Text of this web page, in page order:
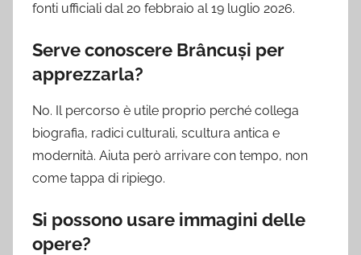
fonti ufficiali dal 20 febbraio al 19 luglio 2026.
Serve conoscere Brâncuși per
apprezzarla?
No. Il percorso è utile proprio perché collega
biografia, radici culturali, scultura antica e
modernità. Aiuta però arrivare con tempo, non
come tappa di ripiego.
Si possono usare immagini delle
opere?